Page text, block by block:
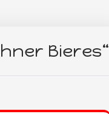
Bieres“